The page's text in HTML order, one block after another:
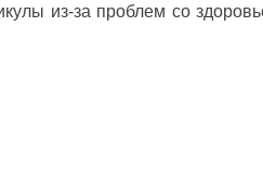
из‑за проблем со